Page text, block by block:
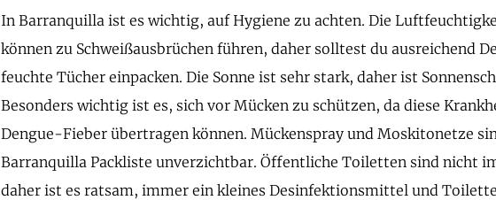
In Barranquilla ist es wichtig, auf Hygiene zu achten. Die
können zu Schweißausbrüchen führen, daher solltest du ausreichend
feuchte Tücher einpacken. Die Sonne ist sehr stark, daher ist
Besonders wichtig ist es, sich vor Mücken zu schützen, da diese
Dengue-Fieber übertragen können. Mückenspray und Moskitonetze
Barranquilla Packliste unverzichtbar. Öffentliche Toiletten sind nicht
daher ist es ratsam, immer ein kleines Desinfektionsmittel und